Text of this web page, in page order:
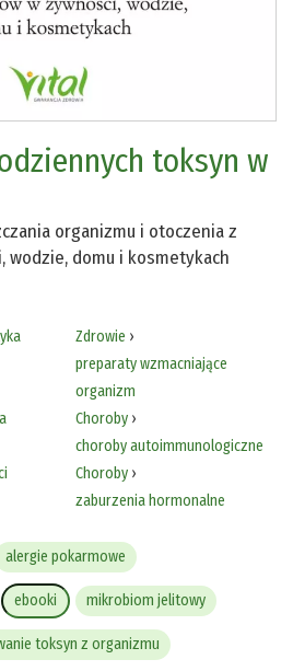
toksyn w
organizmu i otoczenia z
wodzie, domu i kosmetykach
Zdrowie ›
preparaty wzmacniające
organizm
Choroby›
choroby autoimmunologiczne
Choroby›
zaburzenia hormonalne
alergie pokarmowe
ebooki mikrobiom jelitowy
toksyn z organizmu